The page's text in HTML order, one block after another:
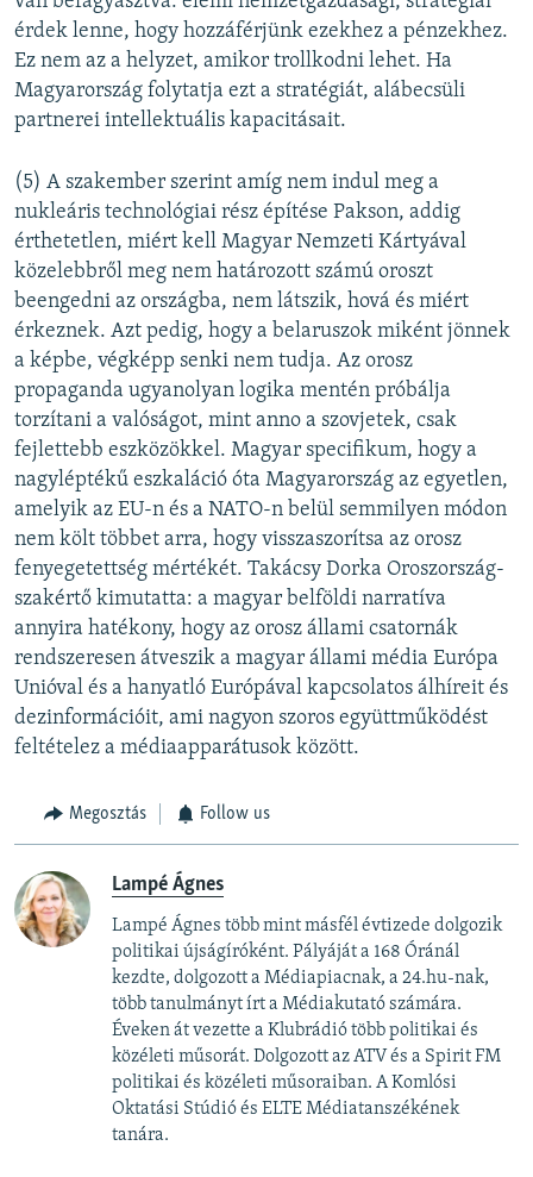
érdek lenne, hogy hozzáférjünk ezekhez a pénzekhez.
Ez nem az a helyzet, amikor trollkodni lehet. Ha
Magyarország folytatja ezt a stratégiát, alábecsüli
partnerei intellektuális kapacitásait.
(5) A szakember szerint amíg nem indul meg a
nukleáris technológiai rész építése Pakson, addig
érthetetlen, miért kell Magyar Nemzeti Kártyával
közelebbről meg nem határozott számú oroszt
beengedni az országba, nem látszik, hová és miért
érkeznek. Azt pedig, hogy a belaruszok miként jönnek
a képbe, végképp senki nem tudja. Az orosz
propaganda ugyanolyan logika mentén próbálja
torzítani a valóságot, mint anno a szovjetek, csak
fejlettebb eszközökkel. Magyar specifikum, hogy a
nagyléptékű eszkaláció óta Magyarország az egyetlen,
amelyik az EU-n és a NATO-n belül semmilyen módon
nem költ többet arra, hogy visszaszorítsa az orosz
fenyegetettség mértékét. Takácsy Dorka Oroszország-
szakértő kimutatta: a magyar belföldi narratíva
annyira hatékony, hogy az orosz állami csatornák
rendszeresen átveszik a magyar állami média Európa
Unióval és a hanyatló Európával kapcsolatos álhíreit és
dezinformációit, ami nagyon szoros együttműködést
feltételez a médiaapparátusok között.
Megosztás Follow us
Lampé Ágnes
Lampé Ágnes több mint másfél évtizede dolgozik
politikai újságíróként. Pályáját a 168 Óránál
kezdte, dolgozott a Médiapiacnak, a 24.hu-nak,
több tanulmányt írt a Médiakutató számára.
Éveken át vezette a Klubrádió több politikai és
közéleti műsorát. Dolgozott az ATV és a Spirit FM
politikai és közéleti műsoraiban. A Komlósi
Oktatási Stúdió és ELTE Médiatanszékének
tanára.